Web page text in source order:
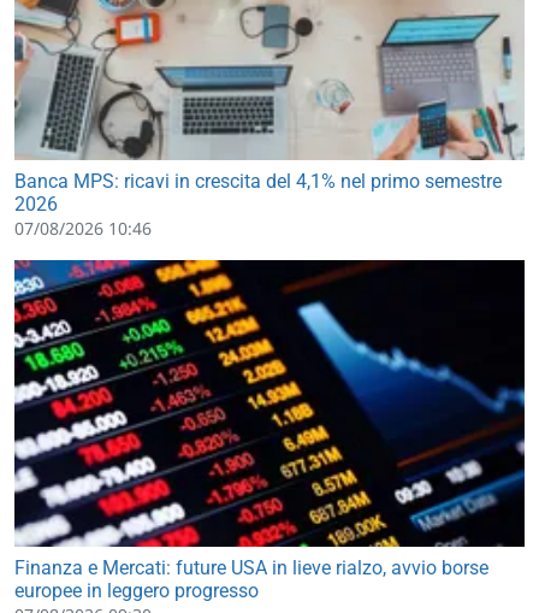
Banca MPS: ricavi in crescita del 4,1% nel primo semestre
2026
07/08/2026 10:46
Finanza e Mercati: future USA in lieve rialzo, avvio borse
europee in leggero progresso